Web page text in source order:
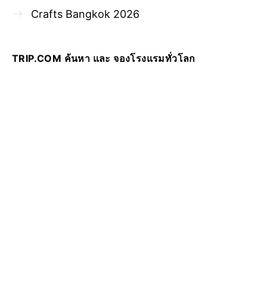
Crafts Bangkok 2026
TRIP.COM ค้นหา และ จองโรงแรมทั่วโลก